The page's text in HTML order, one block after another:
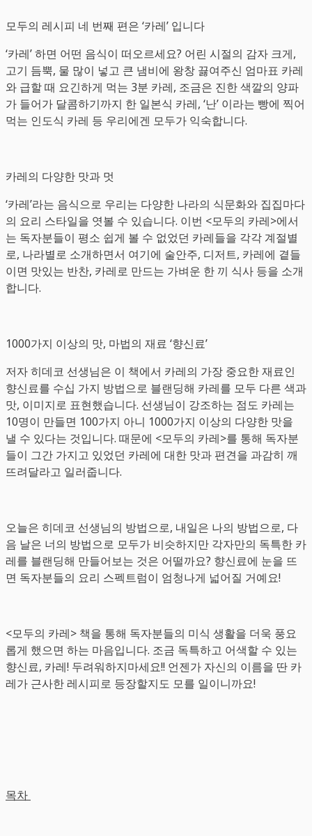
모두의 레시피 네 번째 편은 ‘카레’ 입니다
‘카레’ 하면 어떤 음식이 떠오르세요? 어린 시절의 감자 크게,
고기 듬뿍, 물 많이 넣고 큰 냄비에 왕창 끓여주신 엄마표 카레
와 급할 때 요긴하게 먹는 3분 카레, 조금은 진한 색깔의 양파
가 들어가 달콤하기까지 한 일본식 카레, ‘난’ 이라는 빵에 찍어
먹는 인도식 카레 등 우리에겐 모두가 익숙합니다.
카레의 다양한 맛과 멋
‘카레’라는 음식으로 우리는 다양한 나라의 식문화와 집집마다
의 요리 스타일을 엿볼 수 있습니다. 이번 <모두의 카레>에서
는 독자분들이 평소 쉽게 볼 수 없었던 카레들을 각각 계절별
로, 나라별로 소개하면서 여기에 술안주, 디저트, 카레에 곁들
이면 맛있는 반찬, 카레로 만드는 가벼운 한 끼 식사 등을 소개
합니다.
1000가지 이상의 맛, 마법의 재료 ‘향신료’
저자 히데코 선생님은 이 책에서 카레의 가장 중요한 재료인
향신료를 수십 가지 방법으로 블랜딩해 카레를 모두 다른 색과
맛, 이미지로 표현했습니다. 선생님이 강조하는 점도 카레는
10명이 만들면 100가지 아니 1000가지 이상의 다양한 맛을
낼 수 있다는 것입니다. 때문에 <모두의 카레>를 통해 독자분
들이 그간 가지고 있었던 카레에 대한 맛과 편견을 과감히 깨
뜨려달라고 일러줍니다.
오늘은 히데코 선생님의 방법으로, 내일은 나의 방법으로, 다
음 날은 너의 방법으로 모두가 비슷하지만 각자만의 독특한 카
레를 블랜딩해 만들어보는 것은 어떨까요? 향신료에 눈을 뜨
면 독자분들의 요리 스펙트럼이 엄청나게 넓어질 거예요!
<모두의 카레> 책을 통해 독자분들의 미식 생활을 더욱 풍요
롭게 했으면 하는 마음입니다. 조금 독특하고 어색할 수 있는
향신료, 카레! 두려워하지마세요!! 언젠가 자신의 이름을 딴 카
레가 근사한 레시피로 등장할지도 모를 일이니까요!
목차